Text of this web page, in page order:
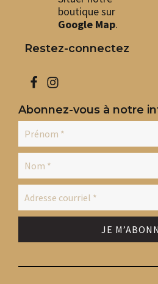
boutique sur
Google Map.
Restez-connectez
Abonnez-vous à notre